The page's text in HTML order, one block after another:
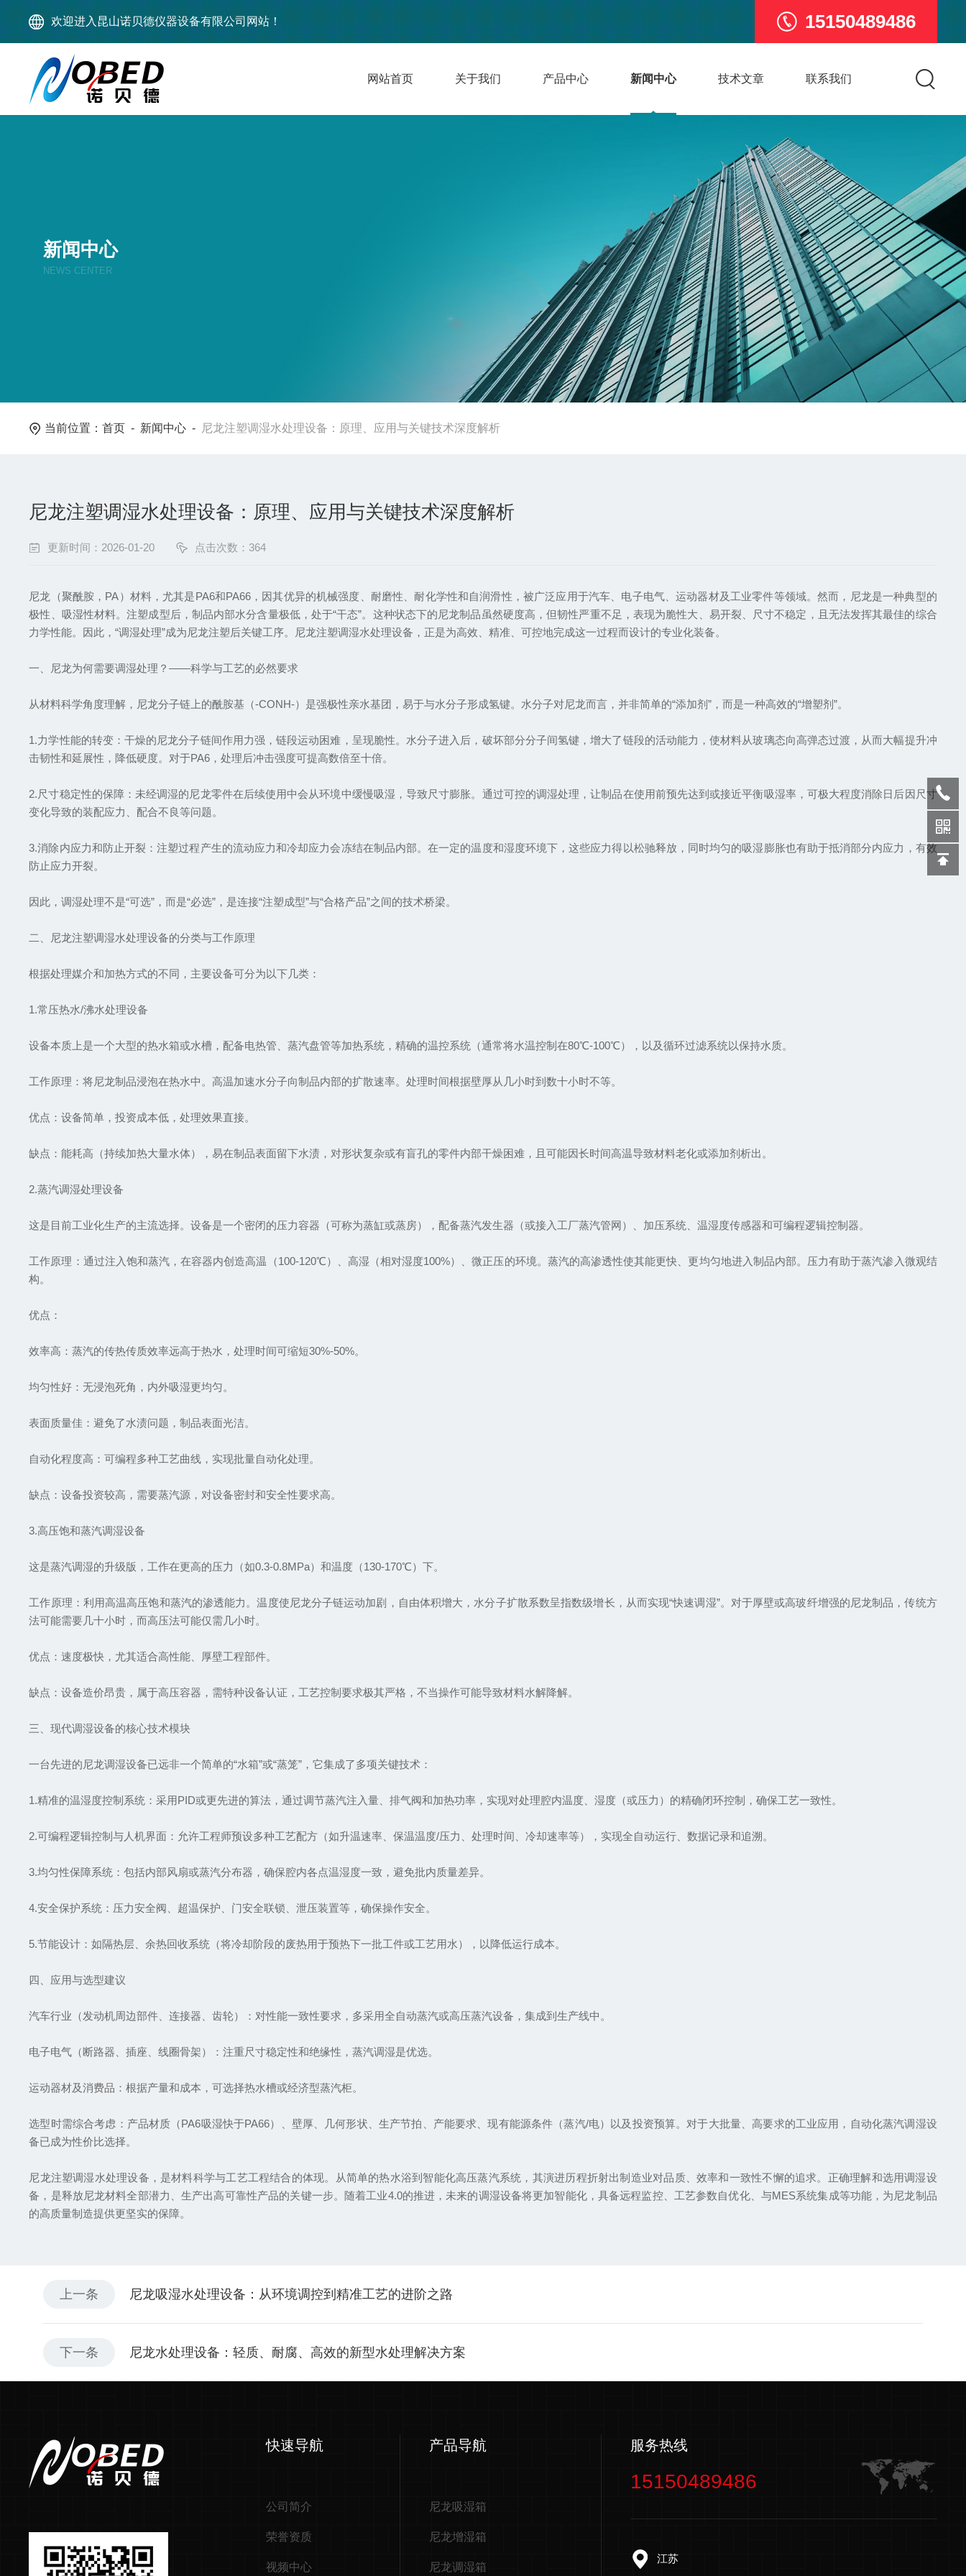
欢迎进入昆山诺贝德仪器设备有限公司网站！ 15150489486
网站首页 关于我们 产品中心 新闻中心 技术文章 联系我们
新闻中心
NEWS CENTER
当前位置：首页 - 新闻中心 - 尼龙注塑调湿水处理设备：原理、应用与关键技术深度解析
尼龙注塑调湿水处理设备：原理、应用与关键技术深度解析
更新时间：2026-01-20 点击次数：364
尼龙（聚酰胺，PA）材料，尤其是PA6和PA66，因其优异的机械强度、耐磨性、耐化学性和自润滑性，被广泛应用于汽车、电子电气、运动器材及工业零件等领域。然而，尼龙是一种典型的
极性、吸湿性材料。注塑成型后，制品内部水分含量极低，处于“干态”。这种状态下的尼龙制品虽然硬度高，但韧性严重不足，表现为脆性大、易开裂、尺寸不稳定，且无法发挥其最佳的综合
力学性能。因此，“调湿处理”成为尼龙注塑后关键工序。尼龙注塑调湿水处理设备，正是为高效、精准、可控地完成这一过程而设计的专业化装备。
一、尼龙为何需要调湿处理？——科学与工艺的必然要求
从材料科学角度理解，尼龙分子链上的酰胺基（-CONH-）是强极性亲水基团，易于与水分子形成氢键。水分子对尼龙而言，并非简单的“添加剂”，而是一种高效的“增塑剂”。
1.力学性能的转变：干燥的尼龙分子链间作用力强，链段运动困难，呈现脆性。水分子进入后，破坏部分分子间氢键，增大了链段的活动能力，使材料从玻璃态向高弹态过渡，从而大幅提升冲
击韧性和延展性，降低硬度。对于PA6，处理后冲击强度可提高数倍至十倍。
2.尺寸稳定性的保障：未经调湿的尼龙零件在后续使用中会从环境中缓慢吸湿，导致尺寸膨胀。通过可控的调湿处理，让制品在使用前预先达到或接近平衡吸湿率，可极大程度消除日后因尺寸
变化导致的装配应力、配合不良等问题。
3.消除内应力和防止开裂：注塑过程产生的流动应力和冷却应力会冻结在制品内部。在一定的温度和湿度环境下，这些应力得以松驰释放，同时均匀的吸湿膨胀也有助于抵消部分内应力，有效
防止应力开裂。
因此，调湿处理不是“可选”，而是“必选”，是连接“注塑成型”与“合格产品”之间的技术桥梁。
二、尼龙注塑调湿水处理设备的分类与工作原理
根据处理媒介和加热方式的不同，主要设备可分为以下几类：
1.常压热水/沸水处理设备
设备本质上是一个大型的热水箱或水槽，配备电热管、蒸汽盘管等加热系统，精确的温控系统（通常将水温控制在80℃-100℃），以及循环过滤系统以保持水质。
工作原理：将尼龙制品浸泡在热水中。高温加速水分子向制品内部的扩散速率。处理时间根据壁厚从几小时到数十小时不等。
优点：设备简单，投资成本低，处理效果直接。
缺点：能耗高（持续加热大量水体），易在制品表面留下水渍，对形状复杂或有盲孔的零件内部干燥困难，且可能因长时间高温导致材料老化或添加剂析出。
2.蒸汽调湿处理设备
这是目前工业化生产的主流选择。设备是一个密闭的压力容器（可称为蒸缸或蒸房），配备蒸汽发生器（或接入工厂蒸汽管网）、加压系统、温湿度传感器和可编程逻辑控制器。
工作原理：通过注入饱和蒸汽，在容器内创造高温（100-120℃）、高湿（相对湿度100%）、微正压的环境。蒸汽的高渗透性使其能更快、更均匀地进入制品内部。压力有助于蒸汽渗入微观结
构。
优点：
效率高：蒸汽的传热传质效率远高于热水，处理时间可缩短30%-50%。
均匀性好：无浸泡死角，内外吸湿更均匀。
表面质量佳：避免了水渍问题，制品表面光洁。
自动化程度高：可编程多种工艺曲线，实现批量自动化处理。
缺点：设备投资较高，需要蒸汽源，对设备密封和安全性要求高。
3.高压饱和蒸汽调湿设备
这是蒸汽调湿的升级版，工作在更高的压力（如0.3-0.8MPa）和温度（130-170℃）下。
工作原理：利用高温高压饱和蒸汽的渗透能力。温度使尼龙分子链运动加剧，自由体积增大，水分子扩散系数呈指数级增长，从而实现“快速调湿”。对于厚壁或高玻纤增强的尼龙制品，传统方
法可能需要几十小时，而高压法可能仅需几小时。
优点：速度极快，尤其适合高性能、厚壁工程部件。
缺点：设备造价昂贵，属于高压容器，需特种设备认证，工艺控制要求极其严格，不当操作可能导致材料水解降解。
三、现代调湿设备的核心技术模块
一台先进的尼龙调湿设备已远非一个简单的“水箱”或“蒸笼”，它集成了多项关键技术：
1.精准的温湿度控制系统：采用PID或更先进的算法，通过调节蒸汽注入量、排气阀和加热功率，实现对处理腔内温度、湿度（或压力）的精确闭环控制，确保工艺一致性。
2.可编程逻辑控制与人机界面：允许工程师预设多种工艺配方（如升温速率、保温温度/压力、处理时间、冷却速率等），实现全自动运行、数据记录和追溯。
3.均匀性保障系统：包括内部风扇或蒸汽分布器，确保腔内各点温湿度一致，避免批内质量差异。
4.安全保护系统：压力安全阀、超温保护、门安全联锁、泄压装置等，确保操作安全。
5.节能设计：如隔热层、余热回收系统（将冷却阶段的废热用于预热下一批工件或工艺用水），以降低运行成本。
四、应用与选型建议
汽车行业（发动机周边部件、连接器、齿轮）：对性能一致性要求，多采用全自动蒸汽或高压蒸汽设备，集成到生产线中。
电子电气（断路器、插座、线圈骨架）：注重尺寸稳定性和绝缘性，蒸汽调湿是优选。
运动器材及消费品：根据产量和成本，可选择热水槽或经济型蒸汽柜。
选型时需综合考虑：产品材质（PA6吸湿快于PA66）、壁厚、几何形状、生产节拍、产能要求、现有能源条件（蒸汽/电）以及投资预算。对于大批量、高要求的工业应用，自动化蒸汽调湿设
备已成为性价比选择。
尼龙注塑调湿水处理设备，是材料科学与工艺工程结合的体现。从简单的热水浴到智能化高压蒸汽系统，其演进历程折射出制造业对品质、效率和一致性不懈的追求。正确理解和选用调湿设
备，是释放尼龙材料全部潜力、生产出高可靠性产品的关键一步。随着工业4.0的推进，未来的调湿设备将更加智能化，具备远程监控、工艺参数自优化、与MES系统集成等功能，为尼龙制品
的高质量制造提供更坚实的保障。
上一条 尼龙吸湿水处理设备：从环境调控到精准工艺的进阶之路
下一条 尼龙水处理设备：轻质、耐腐、高效的新型水处理解决方案
快速导航
公司简介
荣誉资质
视频中心
产品导航
尼龙吸湿箱
尼龙增湿箱
尼龙调湿箱
服务热线
15150489486
江苏